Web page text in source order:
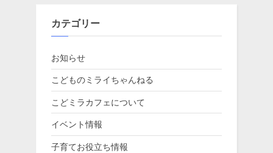
カテゴリー
お知らせ
こどものミライちゃんねる
こどミラカフェについて
イベント情報
子育てお役立ち情報